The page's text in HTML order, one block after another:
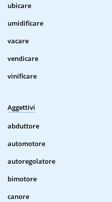
ubicare
umidificare
vacare
vendicare
vinificare
Aggettivi
abduttore
automotore
autoregolatore
bimotore
canore